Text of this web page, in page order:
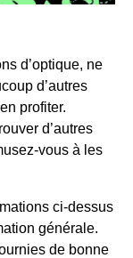
d’optique, ne
d’autres
profiter.
d’autres
vous à les
ci-dessus
générale.
de bonne